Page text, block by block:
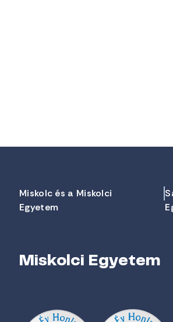
Miskolc és a Miskolci
Egyetem
Miskolci Egyetem